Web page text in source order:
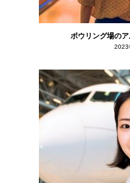
ボウリング場の
2023